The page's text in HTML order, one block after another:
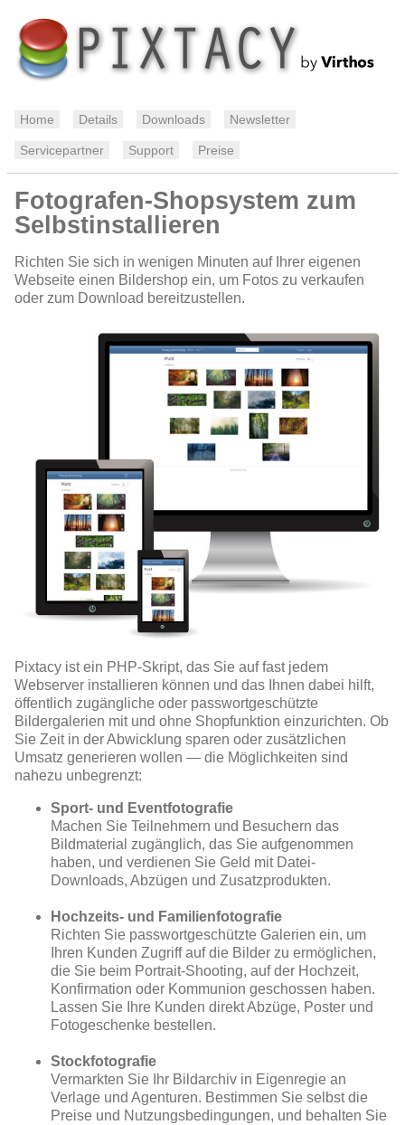
Home Details Downloads Newsletter
Servicepartner Support Preise
Fotografen-Shopsystem zum
Selbstinstallieren
Richten Sie sich in wenigen Minuten auf Ihrer eigenen
Webseite einen Bildershop ein, um Fotos zu verkaufen
oder zum Download bereitzustellen.
Pixtacy ist ein PHP-Skript, das Sie auf fast jedem
Webserver installieren können und das Ihnen dabei hilft,
öffentlich zugängliche oder passwortgeschützte
Bildergalerien mit und ohne Shopfunktion einzurichten. Ob
Sie Zeit in der Abwicklung sparen oder zusätzlichen
Umsatz generieren wollen — die Möglichkeiten sind
nahezu unbegrenzt:
Sport- und Eventfotografie
Machen Sie Teilnehmern und Besuchern das
Bildmaterial zugänglich, das Sie aufgenommen
haben, und verdienen Sie Geld mit Datei-
Downloads, Abzügen und Zusatzprodukten.
Hochzeits- und Familienfotografie
Richten Sie passwortgeschützte Galerien ein, um
Ihren Kunden Zugriff auf die Bilder zu ermöglichen,
die Sie beim Portrait-Shooting, auf der Hochzeit,
Konfirmation oder Kommunion geschossen haben.
Lassen Sie Ihre Kunden direkt Abzüge, Poster und
Fotogeschenke bestellen.
Stockfotografie
Vermarkten Sie Ihr Bildarchiv in Eigenregie an
Verlage und Agenturen. Bestimmen Sie selbst die
Preise und Nutzungsbedingungen, und behalten Sie